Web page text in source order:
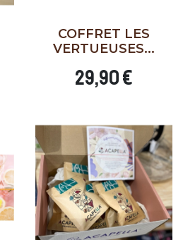
COFFRET LES
VERTUEUSES...
29,90 €